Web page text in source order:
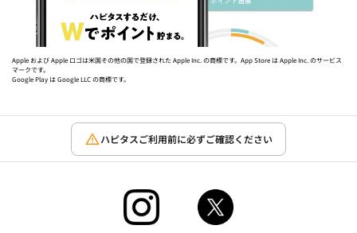
Apple および Apple ロゴは米国その他の国で登録された Apple Inc. の商標です。App Store は Apple Inc. のサービス
マークです。
Google Play は Google LLC の商標です。
ハピタスご利用前に必ずご確認ください